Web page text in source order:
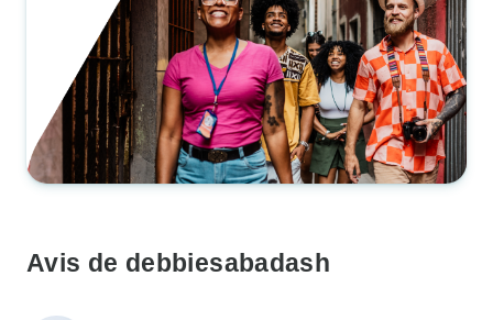
Avis de debbiesabadash